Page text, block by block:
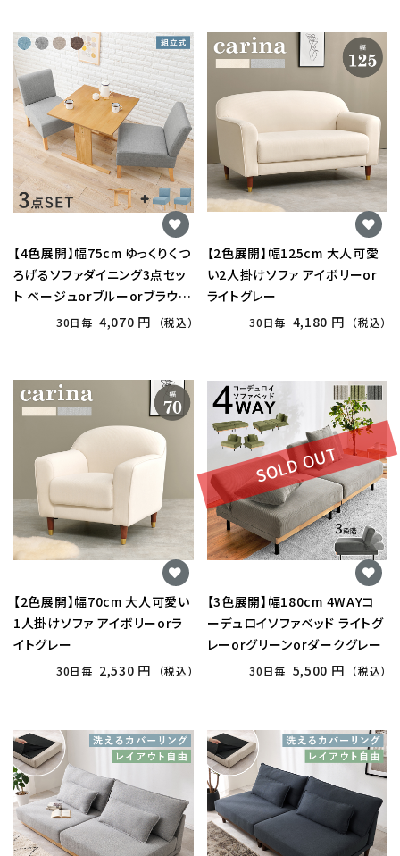
【4色展開】幅75cm ゆっくりくつ
ろげるソファダイニング3点セッ
ト ベージュorブルーorブラウン
orライトグレー
30日毎 4,070 円 （税込）
【2色展開】幅125cm 大人可愛
い2人掛けソファ アイボリーor
ライトグレー
30日毎 4,180 円 （税込）
【2色展開】幅70cm 大人可愛い
1人掛けソファ アイボリーorラ
イトグレー
30日毎 2,530 円 （税込）
SOLD OUT
【3色展開】幅180cm 4WAYコ
ーデュロイソファベッド ライトグ
レーorグリーンorダークグレー
30日毎 5,500 円 （税込）